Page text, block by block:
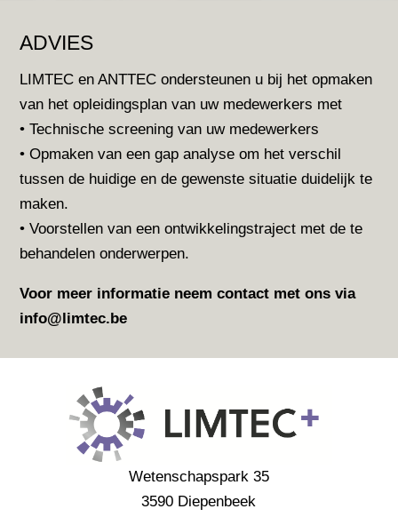
ADVIES
LIMTEC en ANTTEC ondersteunen u bij het opmaken
van het opleidingsplan van uw medewerkers met
• Technische screening van uw medewerkers
• Opmaken van een gap analyse om het verschil
tussen de huidige en de gewenste situatie duidelijk te
maken.
• Voorstellen van een ontwikkelingstraject met de te
behandelen onderwerpen.
Voor meer informatie neem contact met ons via
info@limtec.be
Wetenschapspark 35
3590 Diepenbeek